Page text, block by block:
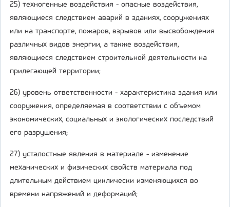
25) техногенные воздействия - опасные воздействия,
являющиеся следствием аварий в зданиях, сооружениях
или на транспорте, пожаров, взрывов или высвобождения
различных видов энергии, а также воздействия,
являющиеся следствием строительной деятельности на
прилегающей территории;
26) уровень ответственности - характеристика здания или
сооружения, определяемая в соответствии с объемом
экономических, социальных и экологических последствий
его разрушения;
27) усталостные явления в материале - изменение
механических и физических свойств материала под
длительным действием циклически изменяющихся во
времени напряжений и деформаций;